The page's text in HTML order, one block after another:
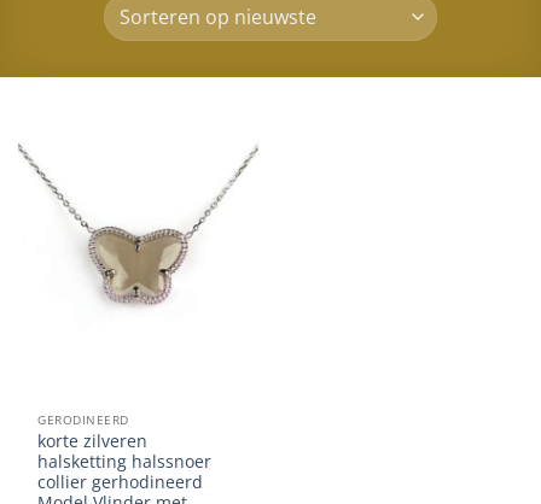
GERODINEERD
korte zilveren
halsketting halssnoer
collier gerhodineerd